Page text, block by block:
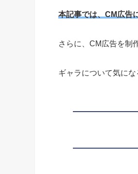
本記事では、CM広告
さらに、CM広告を制
ギャラについて気に